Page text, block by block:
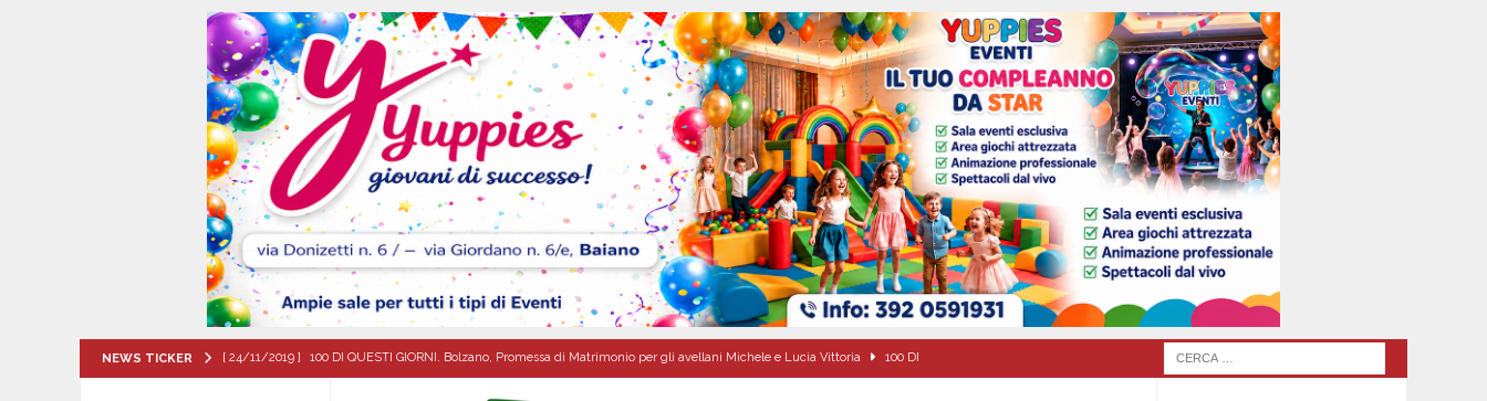
NEWS TICKER [ 24/11/2019 ] 100 DI QUESTI GIORNI. Bolzano, Promessa di Matrimonio per gli avellani Michele e Lucia Vittoria 100 DI